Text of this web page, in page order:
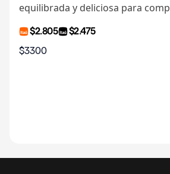
equilibrada y deliciosa para
$2.805 $2.475
$3300